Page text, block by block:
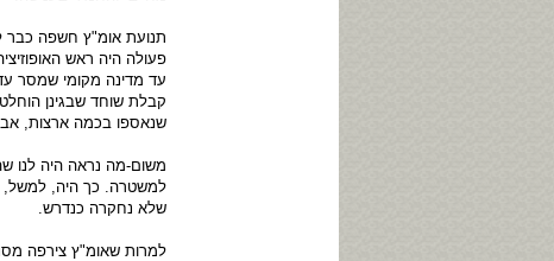
תנועת אומ"ץ חשפה כבר
פעולה היה ראש
עד מדינה מקומי שמסר
קבלת שוחד שבגינן
שנאספו בכמה ארצות,
משום-מה נראה היה לנו
למשטרה. כך היה, למשל,
שלא נחקרה כנדרש.
למרות שאומ"ץ צירפה